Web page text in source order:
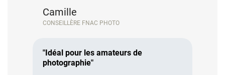
Camille
CONSEILLÈRE FNAC PHOTO
"Idéal pour les amateurs de
photographie"